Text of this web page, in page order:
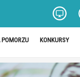
KONKURSY